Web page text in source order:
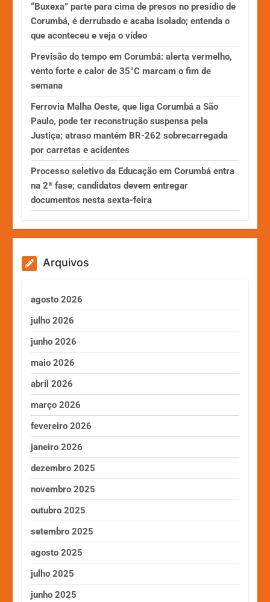
“Buxexa” parte para cima de presos no presídio de
Corumbá, é derrubado e acaba isolado; entenda o
que aconteceu e veja o vídeo
Previsão do tempo em Corumbá: alerta vermelho,
vento forte e calor de 35°C marcam o fim de
semana
Ferrovia Malha Oeste, que liga Corumbá a São
Paulo, pode ter reconstrução suspensa pela
Justiça; atraso mantém BR-262 sobrecarregada
por carretas e acidentes
Processo seletivo da Educação em Corumbá entra
na 2ª fase; candidatos devem entregar
documentos nesta sexta-feira
Arquivos
agosto 2026
julho 2026
junho 2026
maio 2026
abril 2026
março 2026
fevereiro 2026
janeiro 2026
dezembro 2025
novembro 2025
outubro 2025
setembro 2025
agosto 2025
julho 2025
junho 2025